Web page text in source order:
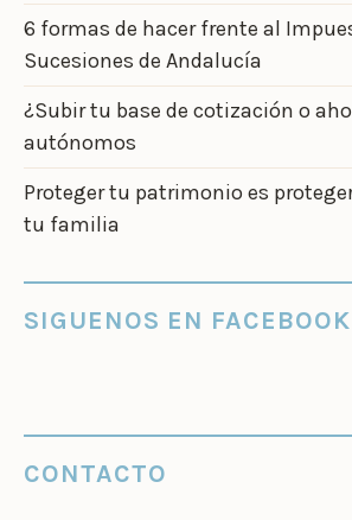
6 formas de hacer frente al
Sucesiones de Andalucía
¿Subir tu base de cotización o
autónomos
Proteger tu patrimonio es
tu familia
SIGUENOS EN FACEBOOK
CONTACTO